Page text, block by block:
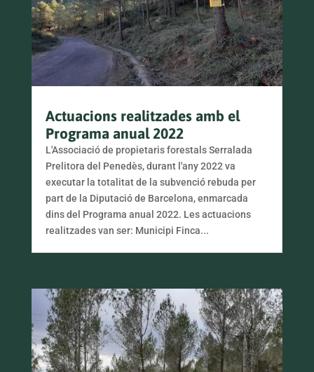
Actuacions realitzades amb el
Programa anual 2022
L'Associació de propietaris forestals Serralada
Prelitora del Penedès, durant l'any 2022 va
executar la totalitat de la subvenció rebuda per
part de la Diputació de Barcelona, enmarcada
dins del Programa anual 2022. Les actuacions
realitzades van ser: Municipi Finca...